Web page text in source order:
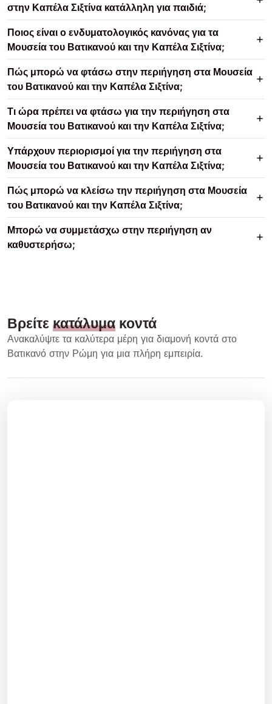
στην Καπέλα Σιξτίνα κατάλληλη για παιδιά;
Ποιος είναι ο ενδυματολογικός κανόνας για τα
Μουσεία του Βατικανού και την Καπέλα Σιξτίνα;
Πώς μπορώ να φτάσω στην περιήγηση στα Μουσεία
του Βατικανού και την Καπέλα Σιξτίνα;
Τι ώρα πρέπει να φτάσω για την περιήγηση στα
Μουσεία του Βατικανού και την Καπέλα Σιξτίνα;
Υπάρχουν περιορισμοί για την περιήγηση στα
Μουσεία του Βατικανού και την Καπέλα Σιξτίνα;
Πώς μπορώ να κλείσω την περιήγηση στα Μουσεία
του Βατικανού και την Καπέλα Σιξτίνα;
Μπορώ να συμμετάσχω στην περιήγηση αν
καθυστερήσω;
Βρείτε κατάλυμα κοντά
Ανακαλύψτε τα καλύτερα μέρη για διαμονή κοντά στο
Βατικανό στην Ρώμη για μια πλήρη εμπειρία.